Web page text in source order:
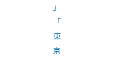
」
「
東
京